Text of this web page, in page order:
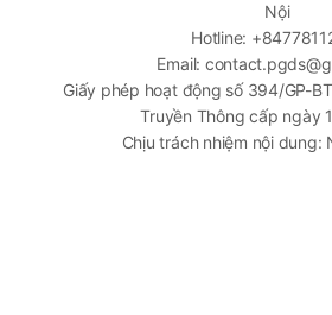
Nội
Hotline:
Email:
Giấy phép hoạt động số 394/GP-
Truyền Thông cấp ngày
Chịu trách nhiệm nội dung: